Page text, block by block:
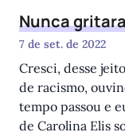
Nunca
7 de set. de 2022
Cresci, desse
de racismo,
tempo passou e
de Carolina Elis